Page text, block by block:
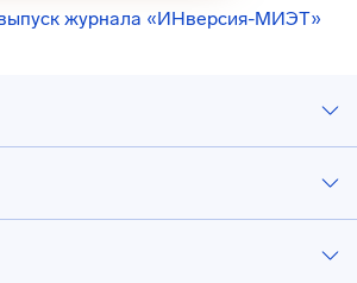
журнала «ИНверсия-МИЭТ»